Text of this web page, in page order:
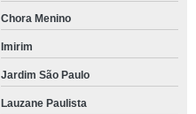
Chora Menino
Imirim
Jardim São Paulo
Lauzane Paulista